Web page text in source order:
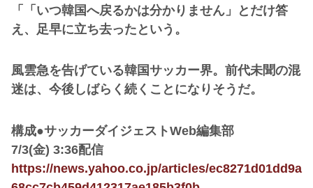
「「いつ韓国へ戻るかは分かりません」とだけ答
え、足早に立ち去ったという。
風雲急を告げている韓国サッカー界。前代未聞の混
迷は、今後しばらく続くことになりそうだ。
構成●サッカーダイジェストWeb編集部
7/3(金) 3:36配信
https://news.yahoo.co.jp/articles/ec8271d01dd9a